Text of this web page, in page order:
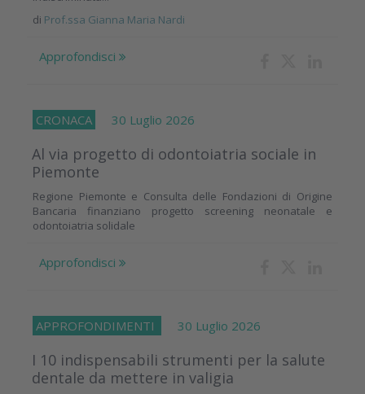
di Prof.ssa Gianna Maria Nardi
Approfondisci
CRONACA 30 Luglio 2026
Al via progetto di odontoiatria sociale in
Piemonte
Regione Piemonte e Consulta delle Fondazioni di Origine
Bancaria finanziano progetto screening neonatale e
odontoiatria solidale
Approfondisci
APPROFONDIMENTI 30 Luglio 2026
I 10 indispensabili strumenti per la salute
dentale da mettere in valigia